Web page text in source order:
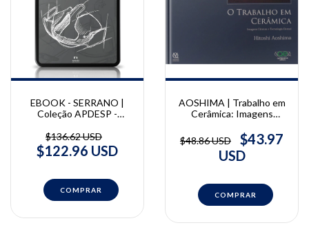
EBOOK - SERRANO |
Coleção APDESP -
Vol.VI | Eliana Aguiar
Santos Serrano
$136.62 USD
$122.96 USD
AOSHIMA | Trabalho em
Cerâmica: Imagens
Dental | Hitoshi Aoshima
$48.86 USD
$43.97
USD